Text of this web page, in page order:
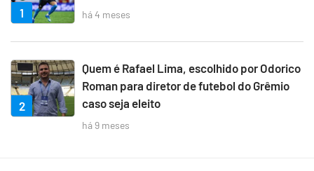
1 há 4 meses
2
Quem é Rafael Lima, escolhido por Odorico
Roman para diretor de futebol do Grêmio
caso seja eleito
há 9 meses